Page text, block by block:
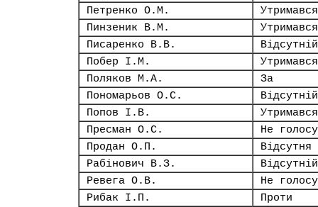
Петренко О.М.
Утримався
Пинзеник В.М.
Утримався
Писаренко В.В.
Відсутній
Побер І.М.
Утримався
Поляков М.А.
За
Пономарьов О.С.
Відсутній
Попов І.В.
Утримався
Пресман О.С.
Не
Продан О.П.
Відсутня
Рабінович В.З.
Відсутній
Ревега О.В.
Не
Рибак І.П.
Проти